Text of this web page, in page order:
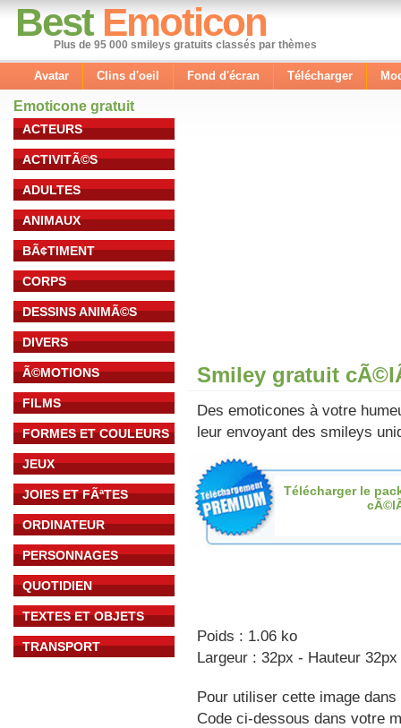
Best Emoticon
Plus de 95 000 smileys gratuits classés par thèmes
Avatar Clins d'oeil Fond d'écran Télécharger
Emoticone gratuit
ACTEURS
ACTIVITÃ©S
ADULTES
ANIMAUX
BÃ¢TIMENT
CORPS
DESSINS ANIMÃ©S
DIVERS
Ã©MOTIONS
FILMS
FORMES ET COULEURS
JEUX
JOIES ET FÃªTES
ORDINATEUR
PERSONNAGES
QUOTIDIEN
TEXTES ET OBJETS
TRANSPORT
Smiley gratuit
Des emoticones à votre
leur envoyant des smileys
Télécharger le
Poids : 1.06 ko
Largeur : 32px - Hauteur 32px
Pour utiliser cette image
Code ci-dessous dans votre